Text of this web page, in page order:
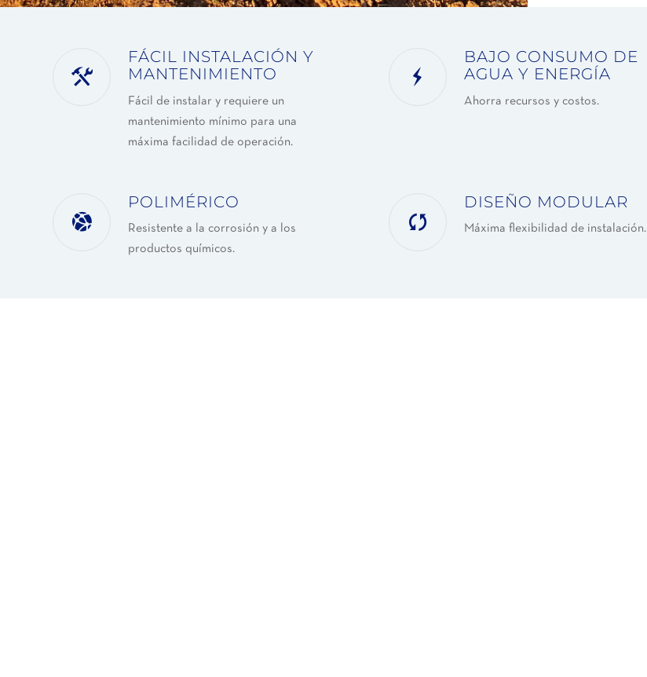
FÁCIL INSTALACIÓN Y
MANTENIMIENTO
Fácil de instalar y requiere un
mantenimiento mínimo para una
máxima facilidad de operación.
BAJO CONSUMO DE
AGUA Y ENERGÍA
Ahorra recursos y costos.
POLIMÉRICO
Resistente a la corrosión y a los
productos químicos.
DISEÑO MODULAR
Máxima flexibilidad de instalación.